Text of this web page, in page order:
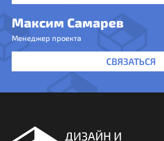
Максим Самарев
Менеджер проекта
СВЯЗАТЬСЯ